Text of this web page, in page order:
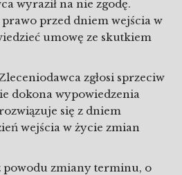
wyraził na nie zgodę.
przed dniem wejścia w
umowę ze skutkiem
zgłosi sprzeciw
dokona wypowiedzenia
się z dniem
wejścia w życie zmian
powodu zmiany terminu, o